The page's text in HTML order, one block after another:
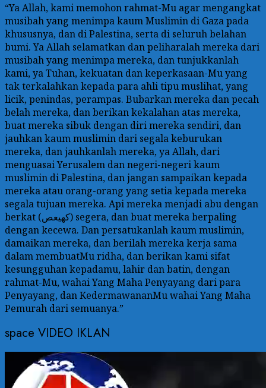
“Ya Allah, kami memohon rahmat-Mu agar mengangkat
musibah yang menimpa kaum Muslimin di Gaza pada
khususnya, dan di Palestina, serta di seluruh belahan
bumi. Ya Allah selamatkan dan peliharalah mereka dari
musibah yang menimpa mereka, dan tunjukkanlah
kami, ya Tuhan, kekuatan dan keperkasaan-Mu yang
tak terkalahkan kepada para ahli tipu muslihat, yang
licik, penindas, perampas. Bubarkan mereka dan pecah
belah mereka, dan berikan kekalahan atas mereka,
buat mereka sibuk dengan diri mereka sendiri, dan
jauhkan kaum muslimin dari segala keburukan
mereka, dan jauhkanlah mereka, ya Allah, dari
menguasai Yerusalem dan negeri-negeri kaum
muslimin di Palestina, dan jangan sampaikan kepada
mereka atau orang-orang yang setia kepada mereka
segala tujuan mereka. Api mereka menjadi abu dengan
berkat (كهيعص) segera, dan buat mereka berpaling
dengan kecewa. Dan persatukanlah kaum muslimin,
damaikan mereka, dan berilah mereka kerja sama
dalam membuatMu ridha, dan berikan kami sifat
kesungguhan kepadamu, lahir dan batin, dengan
rahmat-Mu, wahai Yang Maha Penyayang dari para
Penyayang, dan KedermawananMu wahai Yang Maha
Pemurah dari semuanya.”
space VIDEO IKLAN